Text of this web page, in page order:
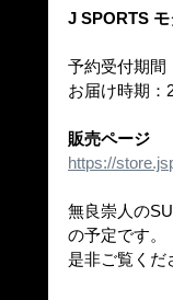
J SPORTS
予約受付期間
お届け時期：
販売ページ
https://
無良崇人の
の予定です。
是非ご覧くだ